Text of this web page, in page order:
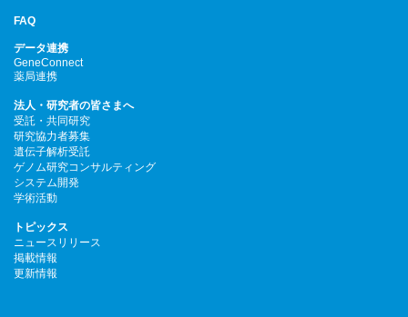
FAQ
データ連携
GeneConnect
薬局連携
法人・研究者の皆さまへ
受託・共同研究
研究協力者募集
遺伝子解析受託
ゲノム研究コンサルティング
システム開発
学術活動
トピックス
ニュースリリース
掲載情報
更新情報